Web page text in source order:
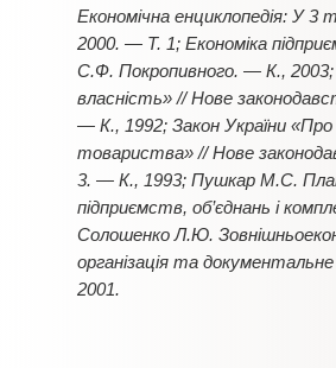
Економічна енциклопедія: У 3
2000. — Т. 1; Економіка
С.Ф. Покропивного. — К., 2003;
власність» // Нове
— К., 1992; Закон України «Про
товариства» // Нове
3. — К., 1993; Пушкар М.С.
підприємств, об’єднань і
Солошенко Л.Ю.
організація та
2001.